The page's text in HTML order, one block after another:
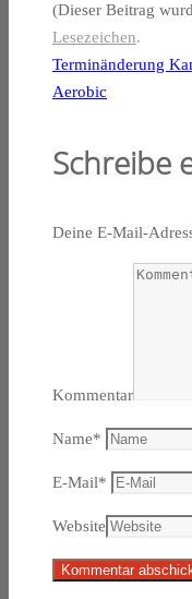
(Dieser Beitrag
Lesezeichen.
Terminänderung
Aerobic
Schreibe
Deine E-Mail-
Kommentar
Name*
E-Mail*
Website